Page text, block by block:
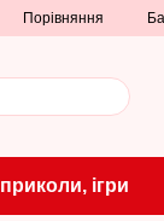
Порівняння
ігри